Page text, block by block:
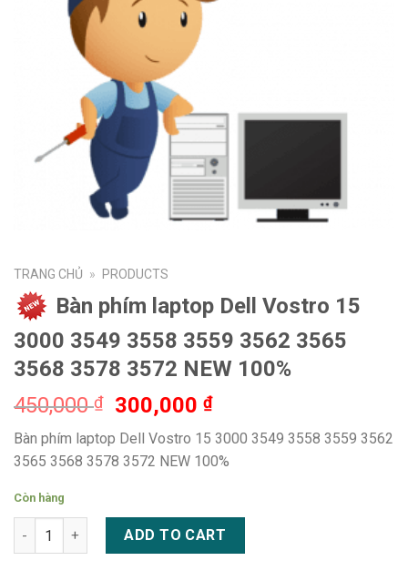
TRANG CHỦ » PRODUCTS
Bàn phím laptop Dell Vostro 15
3000 3549 3558 3559 3562 3565
3568 3578 3572 NEW 100%
450,000₫ 300,000₫
Bàn phím laptop Dell Vostro 15 3000 3549 3558 3559 3562
3565 3568 3578 3572 NEW 100%
Còn hàng
Bàn phím laptop Dell Vostro 15 3000 3549 3558 3559 3562
ADD TO CART